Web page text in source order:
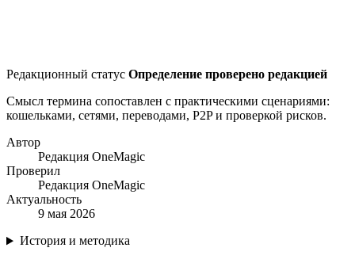
Редакционный статус Определение проверено редакцией
Смысл термина сопоставлен с практическими сценариями:
кошельками, сетями, переводами, P2P и проверкой рисков.
Автор
Редакция OneMagic
Проверил
Редакция OneMagic
Актуальность
9 мая 2026
История и методика